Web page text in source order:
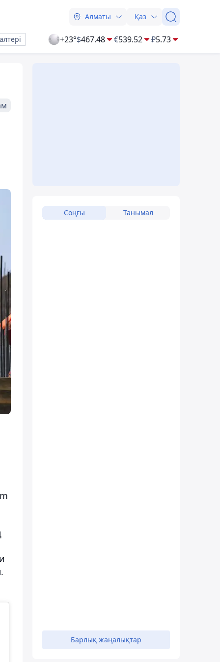
Алматы Қаз
+23°$467.48 €539.52 ₽5.73
Соңғы Танымал
Барлық жаңалықтар